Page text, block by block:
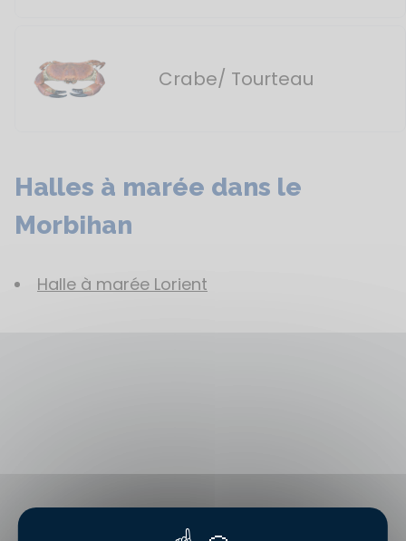
Crabe/ Tourteau
Halles à marée dans le
Morbihan
Halle à marée Lorient